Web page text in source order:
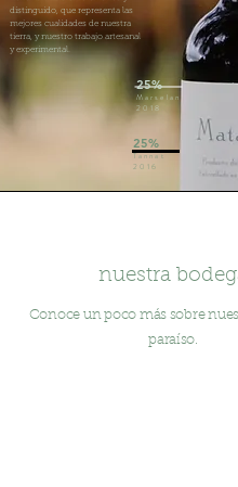
25%
Tannat
2016
distinguido, que representa las
mejores cualidades de nuestra
tierra, y nuestro trabajo artesanal
y experimental.
25%
Marselan
2018
nuestra
Conoce un poco más sobre
paraíso.